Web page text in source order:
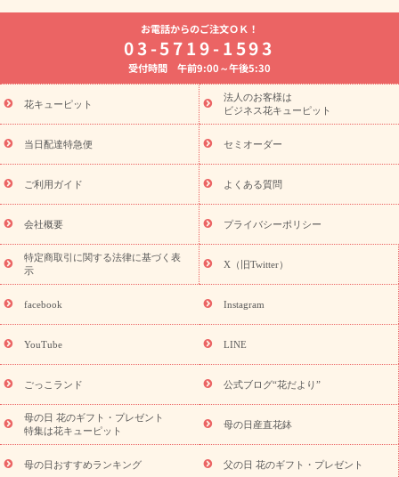
よく贈られる花
お祝いの花特集
誕生日フラワーギフト特集
8月の誕生花(トルコキキョウ)
開店・開業祝い
お供え・お悔やみ お供え・お悔やみの花
通夜・葬儀に贈る花 胡蝶蘭・花鉢
ーブドフラワー
季節のイベント
ひまわり ギフト・プレゼント
特集
お盆 花（新盆・初盆） 季節のイベント
お盆 花（新
盆・初盆）
お盆 花（新盆・初盆）
お盆・お供え 花とセットギ
フト
お盆・お供え プリザーブドフラワー
ひまわり ギフト・プ
レゼント特集
夏の花贈り・お中元・暑中見舞い 花のギフト特集
敬老の日におくる花ギフト・プレゼント特集
花ギフト・プレゼント特集
敬老の日 花のおすすめランキング
敬
老の日 花鉢植えのギフト・プレゼント特集
敬老の日 花とセットギ
フト・プレゼント特集
敬老の日の花 全てのギフト一覧
キャン
ペーン
映画『ウォーターガーディアンズ』コラボキャンペーン
「きょう誕生日なんです」キャンペーン
誕生日の花を探す
誕生日フラワーギフト 誕生日フラワーギフト特集
9月の誕生花(リンドウ)
ら探す
お祝いの花特集 当日配達特急便 お祝い商品一覧
念日
結婚祝い 出産祝い 退院祝い・快気祝い
寿祝い
プチギフト ペットのお祝いフラワー
供え・お悔やみ商品一覧
お供え・お悔やみの花
四十九日法要以
お電話からのご注文ＯＫ！
03-5719-1593
受付時間 午前9:00～午後5:30
花キューピット
法人のお客様は
ビジネス花キューピット
当日配達特急便 セミオーダー
ご利用ガイド よくある質問
会社概要 プライバシーポリシー
特定商取引に関する法律に基づく表
示
X（旧Twitter）
facebook Instagram
YouTube LINE
ごっこランド 公式ブログ“花だより”
母の日 花のギフト・プレゼント
特集は花キューピット
母の日産直花鉢
母の日おすすめランキング 父の日 花のギフト・プレゼント